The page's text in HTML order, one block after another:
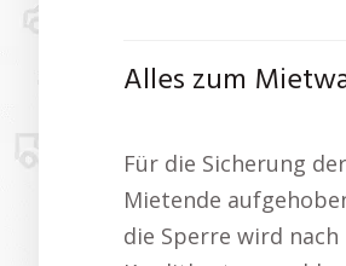
Alles zum
Für die Sicherung
Mietende
die Sperre wird